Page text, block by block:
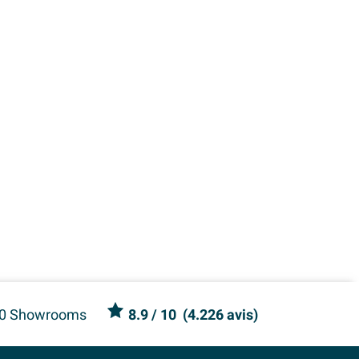
Showrooms 8.9/ 10 (4.226 avis)